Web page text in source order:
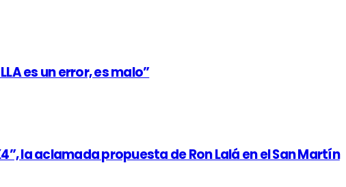
es un error, es malo”
la aclamada propuesta de Ron Lalá en el San Martín